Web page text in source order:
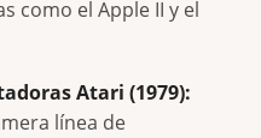
como el Apple II y el
Atari (1979):
línea de